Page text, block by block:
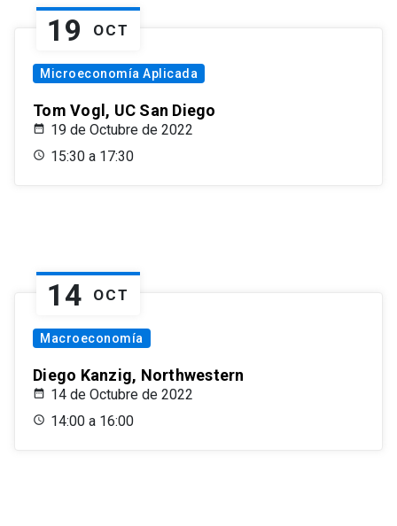
19 OCT
Microeconomía Aplicada
Tom Vogl, UC San Diego
19 de Octubre de 2022
15:30 a 17:30
14 OCT
Macroeconomía
Diego Kanzig, Northwestern
14 de Octubre de 2022
14:00 a 16:00